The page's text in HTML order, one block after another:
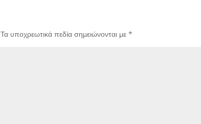
Τα υποχρεωτικά πεδία σημειώνονται με*